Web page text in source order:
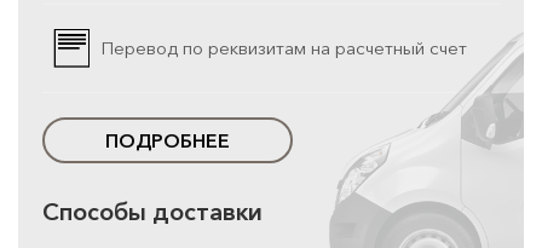
Перевод по реквизитам на расчетный счет
ПОДРОБНЕЕ
Способы доставки